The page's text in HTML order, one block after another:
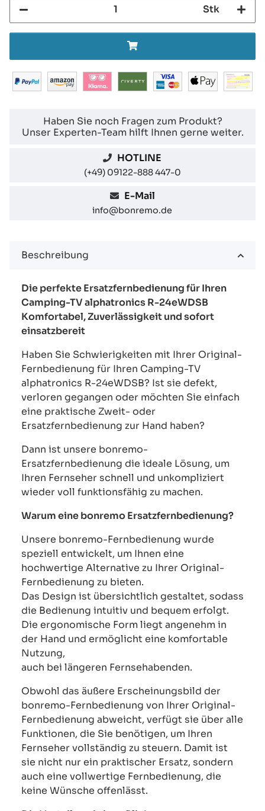
Stk
Haben Sie noch Fragen zum Produkt?
Unser Experten-Team hilft Ihnen gerne weiter.
HOTLINE
(+49) 09122-888 447-0
E-Mail
info@bonremo.de
Beschreibung
Die perfekte Ersatzfernbedienung für Ihren
Camping-TV alphatronics R-24eWDSB
Komfortabel, Zuverlässigkeit und sofort
einsatzbereit
Haben Sie Schwierigkeiten mit Ihrer Original-
Fernbedienung für Ihren Camping-TV
alphatronics R-24eWDSB? Ist sie defekt,
verloren gegangen oder möchten Sie einfach
eine praktische Zweit- oder
Ersatzfernbedienung zur Hand haben?
Dann ist unsere bonremo-
Ersatzfernbedienung die ideale Lösung, um
Ihren Fernseher schnell und unkompliziert
wieder voll funktionsfähig zu machen.
Warum eine bonremo Ersatzfernbedienung?
Unsere bonremo-Fernbedienung wurde
speziell entwickelt, um Ihnen eine
hochwertige Alternative zu Ihrer Original-
Fernbedienung zu bieten.
Das Design ist übersichtlich gestaltet, sodass
die Bedienung intuitiv und bequem erfolgt.
Die ergonomische Form liegt angenehm in
der Hand und ermöglicht eine komfortable
Nutzung,
auch bei längeren Fernsehabenden.
Obwohl das äußere Erscheinungsbild der
bonremo-Fernbedienung von Ihrer Original-
Fernbedienung abweicht, verfügt sie über alle
Funktionen, die Sie benötigen, um Ihren
Fernseher vollständig zu steuern. Damit ist
sie nicht nur ein praktischer Ersatz, sondern
auch eine vollwertige Fernbedienung, die
keine Wünsche offenlässt.